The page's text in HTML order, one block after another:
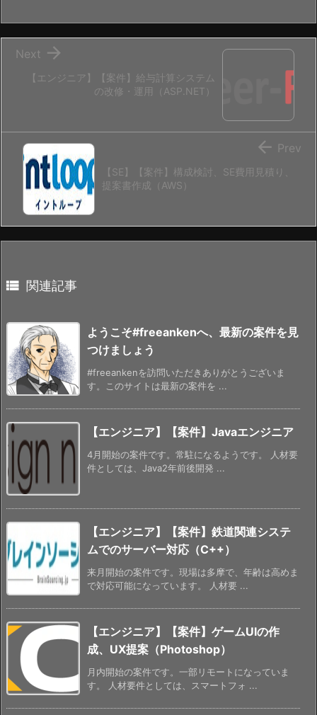
【エンジニア】【案件】給与計算システム
の改修・運用（ASP.NET）

Next
【SE】【案件】構成検討、SE費用見積り、
提案書作成（AWS）
 Prev
 関連記事
ようこそ#freeankenへ、最新の案件を見
つけましょう
#freeankenを訪問いただきありがとうございま
す。このサイトは最新の案件を ...
【エンジニア】【案件】Javaエンジニア
4月開始の案件です。常駐になるようです。 人材要
件としては、Java2年前後開発 ...
【エンジニア】【案件】鉄道関連システ
ムでのサーバー対応（C++）
来月開始の案件です。現場は多摩で、年齢は高めま
で対応可能になっています。 人材要 ...
【エンジニア】【案件】ゲームUIの作
成、UX提案（Photoshop）
月内開始の案件です。一部リモートになっていま
す。 人材要件としては、スマートフォ ...